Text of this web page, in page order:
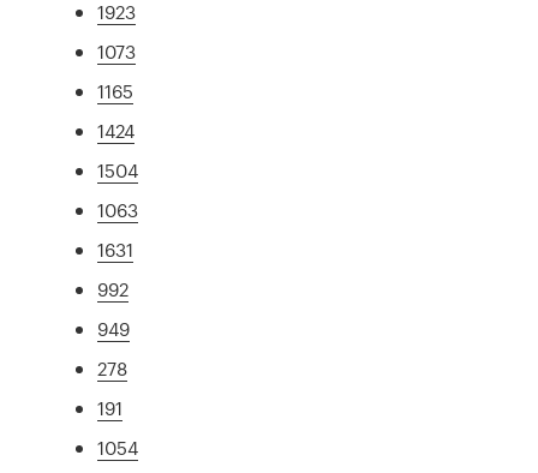
1923
1073
1165
1424
1504
1063
1631
992
949
278
191
1054